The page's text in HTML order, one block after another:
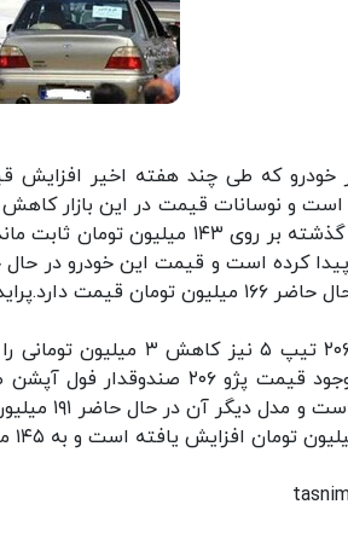
خودرو که طی چند هفته اخیر
قیمت روی ۹۲ میلیون تومان ایستاد.
تومان